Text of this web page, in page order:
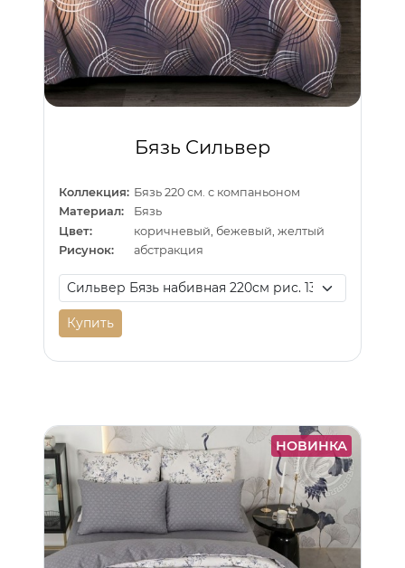
Бязь Сильвер
Коллекция: Бязь 220 см. с компаньоном
Материал:
Бязь
Цвет:
коричневый, бежевый, желтый
Рисунок:
абстракция
Купить
НОВИНКА